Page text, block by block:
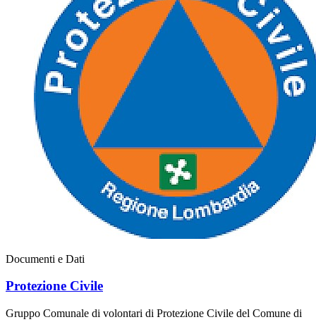
Documenti e Dati
Protezione Civile
Gruppo Comunale di volontari di Protezione Civile del Comune di